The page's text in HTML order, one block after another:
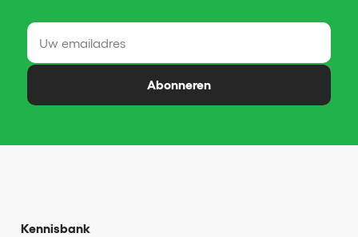
Abonneren
Kennisbank